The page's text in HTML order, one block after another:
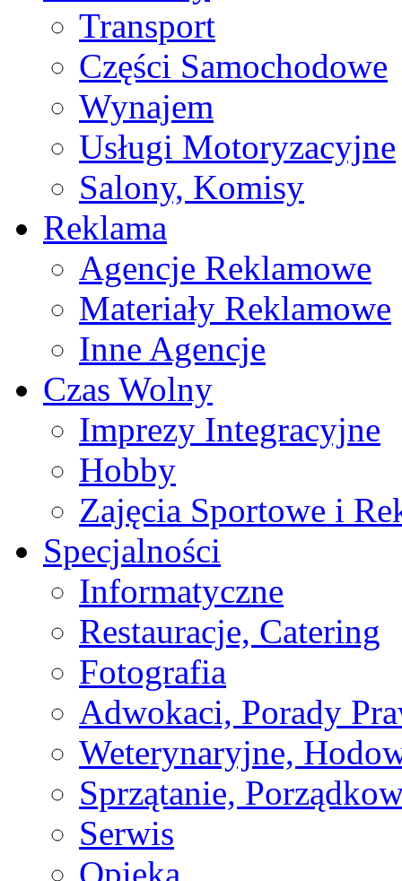
Transport
Części Samochodowe
Wynajem
Usługi Motoryzacyjne
Salony, Komisy
Reklama
Agencje Reklamowe
Materiały Reklamowe
Inne Agencje
Czas Wolny
Imprezy Integracyjne
Hobby
Zajęcia Sportowe i
Specjalności
Informatyczne
Restauracje, Catering
Fotografia
Adwokaci, Porady
Weterynaryjne,
Sprzątanie,
Serwis